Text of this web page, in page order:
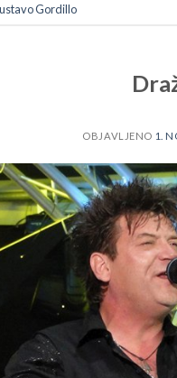
Gordillo
OBJAVLJENO 1.